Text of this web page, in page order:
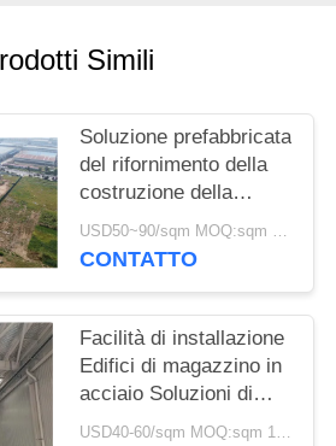
Simili
Soluzione prefabbricata
del rifornimento della
costruzione della
struttura d'acciaio per
industria
USD50~90/sqm MOQ:sqm 1000
CONTATTO
Facilità di installazione
Edifici di magazzino in
acciaio Soluzioni di
stoccaggio rispettose USD40-60/sqm MOQ:sqm 1000